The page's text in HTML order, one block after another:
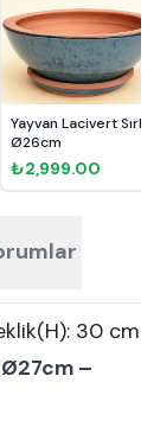
Yayvan Lacivert Sırlı
Ø26cm
₺2,999.00
30 cm
Ø27cm –